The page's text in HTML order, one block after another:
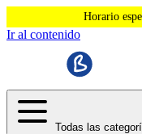
Horario
Ir al contenido
Todas las